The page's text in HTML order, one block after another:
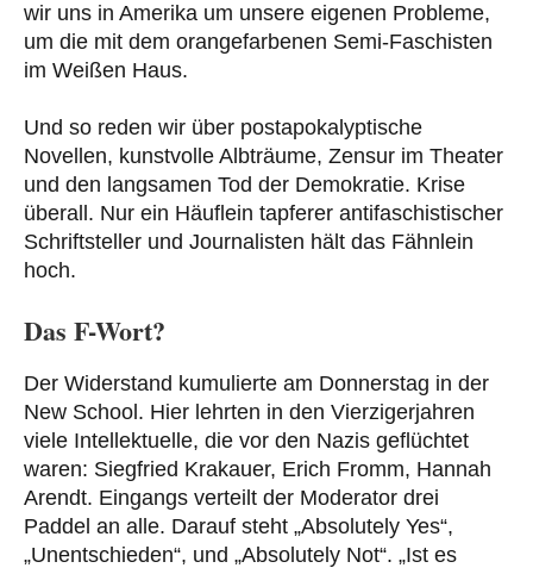
wir uns in Amerika um unsere eigenen Probleme,
um die mit dem orangefarbenen Semi-Faschisten
im Weißen Haus.
Und so reden wir über postapokalyptische
Novellen, kunstvolle Albträume, Zensur im Theater
und den langsamen Tod der Demokratie. Krise
überall. Nur ein Häuflein tapferer antifaschistischer
Schriftsteller und Journalisten hält das Fähnlein
hoch.
Das F-Wort?
Der Widerstand kumulierte am Donnerstag in der
New School. Hier lehrten in den Vierzigerjahren
viele Intellektuelle, die vor den Nazis geflüchtet
waren: Siegfried Krakauer, Erich Fromm, Hannah
Arendt. Eingangs verteilt der Moderator drei
Paddel an alle. Darauf steht „Absolutely Yes“,
„Unentschieden“, und „Absolutely Not“. „Ist es